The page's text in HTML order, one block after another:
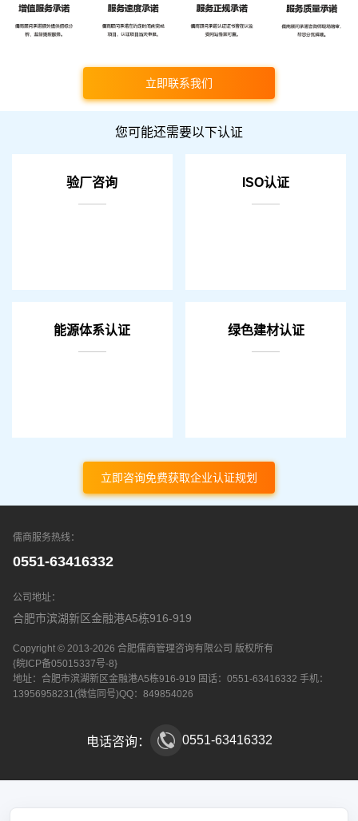
立即联系我们
您可能还需要以下认证
验厂咨询 ISO认证
能源体系认证 绿色建材认证
立即咨询免费获取企业认证规划
儒商服务热线：
0551-63416332
公司地址：
合肥市滨湖新区金融港A5栋916-919
Copyright © 2013-2026 合肥儒商管理咨询有限公司 版权所有
{皖ICP备05015337号-8}
地址：合肥市滨湖新区金融港A5栋916-919 固话：0551-63416332 手机：
13956958231(微信同号)QQ：849854026
电话咨询： 0551-63416332